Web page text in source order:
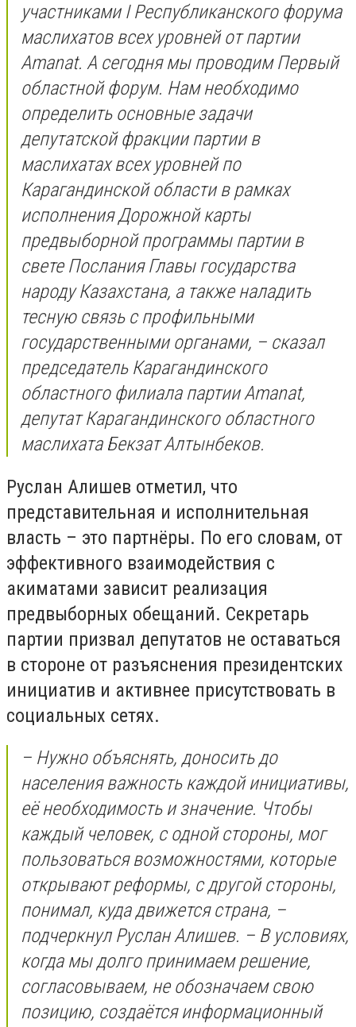
участниками I Республиканского форума
маслихатов всех уровней от партии
Amanat. А сегодня мы проводим Первый
областной форум. Нам необходимо
определить основные задачи
депутатской фракции партии в
маслихатах всех уровней по
Карагандинской области в рамках
исполнения Дорожной карты
предвыборной программы партии в
свете Послания Главы государства
народу Казахстана, а также наладить
тесную связь с профильными
государственными органами, – сказал
председатель Карагандинского
областного филиала партии Amanat,
депутат Карагандинского областного
маслихата Бекзат Алтынбеков.
Руслан Алишев отметил, что
представительная и исполнительная
власть – это партнёры. По его словам, от
эффективного взаимодействия с
акиматами зависит реализация
предвыборных обещаний. Секретарь
партии призвал депутатов не оставаться
в стороне от разъяснения президентских
инициатив и активнее присутствовать в
социальных сетях.
– Нужно объяснять, доносить до
населения важность каждой инициативы,
её необходимость и значение. Чтобы
каждый человек, с одной стороны, мог
пользоваться возможностями, которые
открывают реформы, с другой стороны,
понимал, куда движется страна, –
подчеркнул Руслан Алишев. – В условиях,
когда мы долго принимаем решение,
согласовываем, не обозначаем свою
позицию, создаётся информационный